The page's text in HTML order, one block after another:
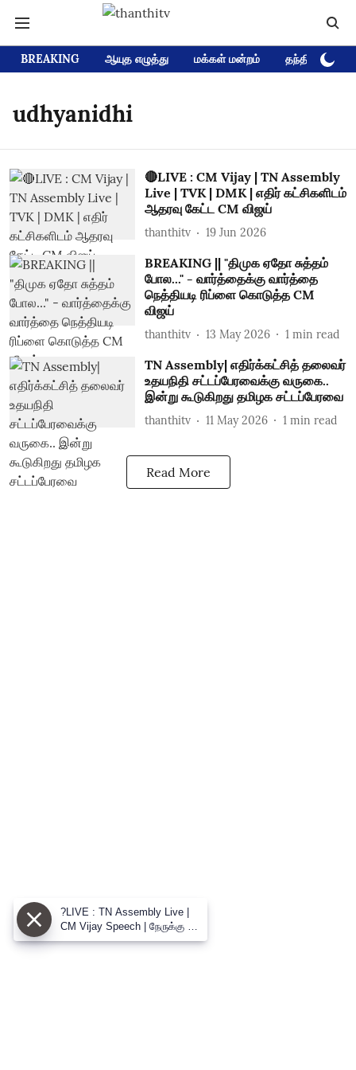
BREAKING ஆயுத எழுத்து மக்கள் மன்றம் தந்தி டிவி
udhyanidhi
🔴LIVE : CM Vijay | TN Assembly
Live | TVK | DMK | எதிர் கட்சிகளிடம்
ஆதரவு கேட்ட CM விஜய்
thanthitv 19 Jun 2026
BREAKING || "திமுக ஏதோ சுத்தம்
போல..." - வார்த்தைக்கு வார்த்தை
நெத்தியடி ரிப்ளை கொடுத்த CM
விஜய்
thanthitv 13 May 2026 1 min read
TN Assembly| எதிர்க்கட்சித் தலைவர்
உதயநிதி சட்டப்பேரவைக்கு வருகை..
இன்று கூடுகிறது தமிழக சட்டப்பேரவை
thanthitv 11 May 2026 1 min read
Read More
?LIVE : TN Assembly Live |
CM Vijay Speech | நேருக்கு நேர்
CM விஜய் vs உதய் மோதல்